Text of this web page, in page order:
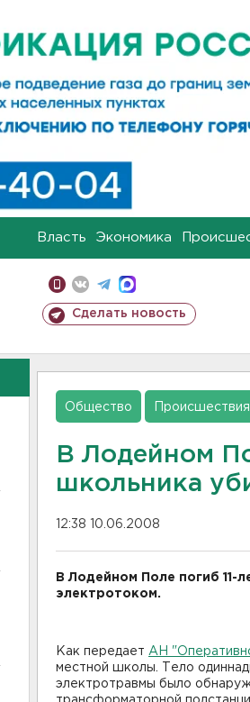
Власть Экономика
Сделать новость
Общество Происшествия
В Лодейном
школьника
12:38 10.06.2008
В Лодейном Поле погиб 11-
электротоком.
Как передает АН
местной школы. Тело
электротравмы было
трансформаторной